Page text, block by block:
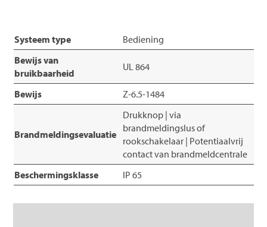
Systeem type
Bediening
Bewijs van
bruikbaarheid
UL 864
Bewijs Z-6.5-1484
Brandmeldingsevaluatie
Drukknop | via
brandmeldingslus of
rookschakelaar | Potentiaalvrij
contact van brandmeldcentrale
Beschermingsklasse
IP 65